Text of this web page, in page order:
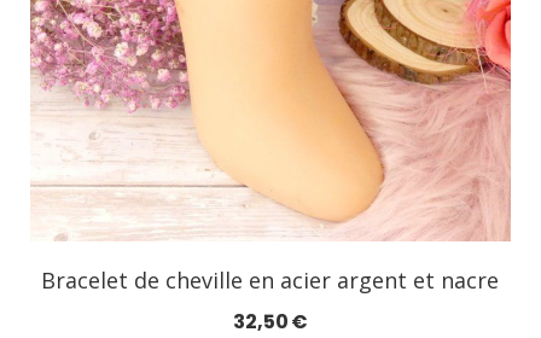
Bracelet de cheville en acier argent et nacre
32,50€